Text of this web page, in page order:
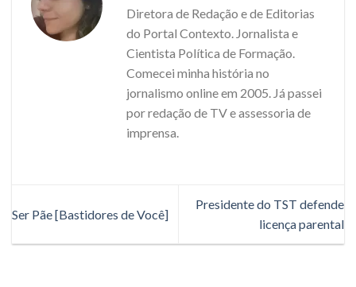
Diretora de Redação e de Editorias
do Portal Contexto. Jornalista e
Cientista Política de Formação.
Comecei minha história no
jornalismo online em 2005. Já passei
por redação de TV e assessoria de
imprensa.
Ser Pãe [Bastidores de Você]
Presidente do TST defende
licença parental